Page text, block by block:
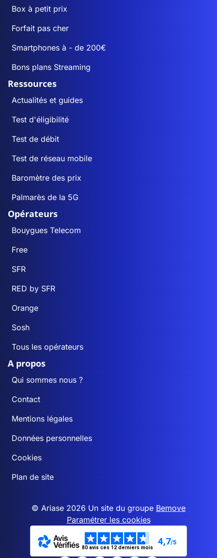
Box à petit prix
Forfait pas cher
Smartphones à - de 200€
Bons plans Streaming
Ressources
Actualités et guides
Test d'éligibilité
Test de débit
Test de réseau mobile
Baromètre des prix
Palmarès de la 5G
Opérateurs
Bouygues Telecom
Free
SFR
RED by SFR
Orange
Sosh
Tous les opérateurs
A propos
Qui sommes nous ?
Contact
Mentions légales
Données personnelles
Cookies
Plan de site
© Ariase 2026 Un site du groupe Bemove
Paramétrer les cookies
80 avis ces 12 derniers mois
4,7/5